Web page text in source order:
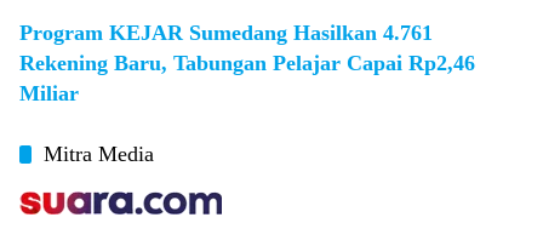
Program KEJAR Sumedang Hasilkan 4.761
Rekening Baru, Tabungan Pelajar Capai Rp2,46
Miliar
Mitra Media